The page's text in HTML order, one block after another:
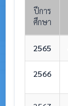
ปีการ
ศึกษา
2565
2566